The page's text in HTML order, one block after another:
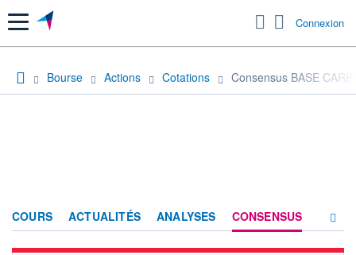
Menu Connexion
Bourse Actions Cotations Consensus BASE
COURS ACTUALITÉS ANALYSES CONSENSUS